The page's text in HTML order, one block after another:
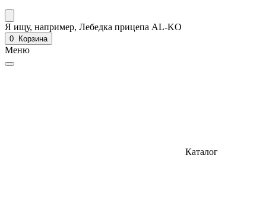
Я ищу, например, Лебедка прицепа AL-KO
0 Корзина
Меню
Каталог